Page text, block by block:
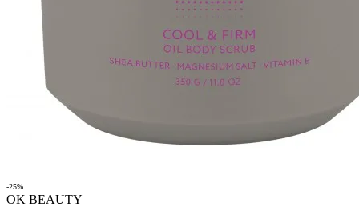
-25%
OK BEAUTY